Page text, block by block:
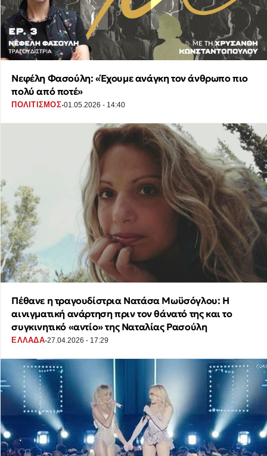
Νεφέλη Φασούλη: «Έχουμε ανάγκη τον άνθρωπο πιο
πολύ από ποτέ»
ΠΟΛΙΤΙΣΜΟΣ·01.05.2026 - 14:40
Πέθανε η τραγουδίστρια Νατάσα Μωϋσόγλου: Η
αινιγματική ανάρτηση πριν τον θάνατό της και το
συγκινητικό «αντίο» της Ναταλίας Ρασούλη
ΕΛΛΑΔΑ·27.04.2026 - 17:29